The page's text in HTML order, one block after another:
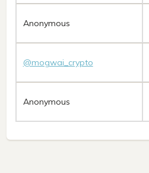
Anonymous
@mogwai_crypto
Anonymous